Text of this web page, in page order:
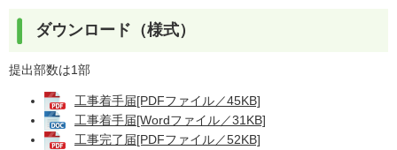
ダウンロード（様式）
提出部数は1部
工事着手届[PDFファイル／45KB]
工事着手届[Wordファイル／31KB]
工事完了届[PDFファイル／52KB]